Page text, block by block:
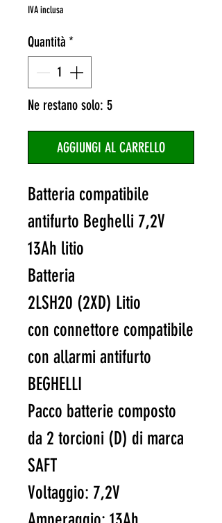
IVA inclusa
Quantità *
Ne restano solo: 5
AGGIUNGI AL CARRELLO
Batteria compatibile
antifurto Beghelli 7,2V
13Ah litio
Batteria
2LSH20 (2XD) Litio
con connettore compatibile
con allarmi antifurto
BEGHELLI
Pacco batterie composto
da 2 torcioni (D) di marca
SAFT
Voltaggio: 7,2V